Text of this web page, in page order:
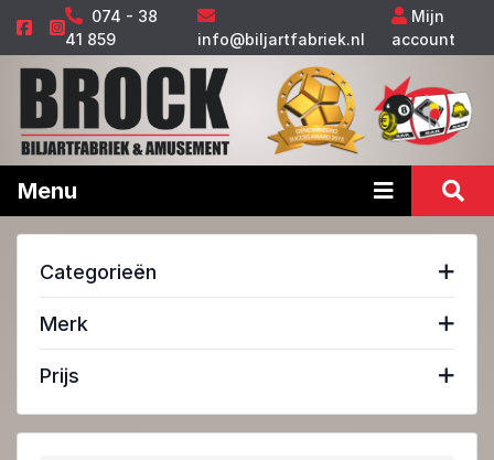
074 - 38
41 859
info@biljartfabriek.nl
Mijn
account
Menu
Categorieën
Merk
Prijs